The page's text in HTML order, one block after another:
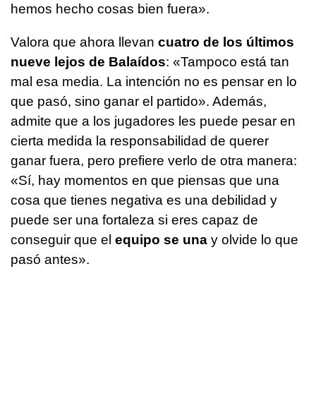
hemos hecho cosas bien fuera».
Valora que ahora llevan cuatro de los últimos
nueve lejos de Balaídos: «Tampoco está tan
mal esa media. La intención no es pensar en lo
que pasó, sino ganar el partido». Además,
admite que a los jugadores les puede pesar en
cierta medida la responsabilidad de querer
ganar fuera, pero prefiere verlo de otra manera:
«Sí, hay momentos en que piensas que una
cosa que tienes negativa es una debilidad y
puede ser una fortaleza si eres capaz de
conseguir que el equipo se una y olvide lo que
pasó antes».